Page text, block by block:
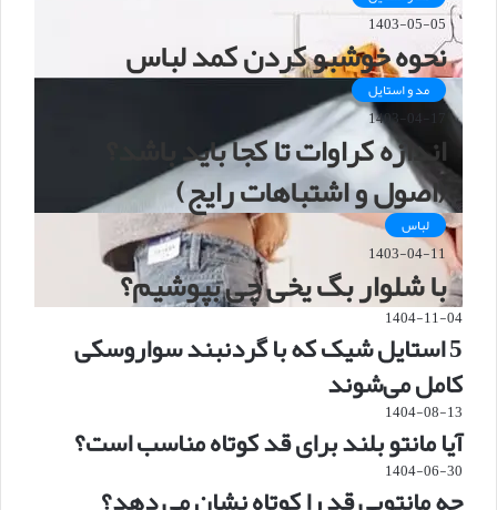
1403-05-05
نحوه خوشبو کردن کمد لباس
مد و استایل
1403-04-17
اندازه کراوات تا کجا باید باشد؟
(اصول و اشتباهات رایج)
لباس
1403-04-11
با شلوار بگ یخی چی بپوشیم؟
1404-11-04
5 استایل شیک که با گردنبند سواروسکی
کامل می‌شوند
1404-08-13
آیا مانتو بلند برای قد کوتاه مناسب است؟
1404-06-30